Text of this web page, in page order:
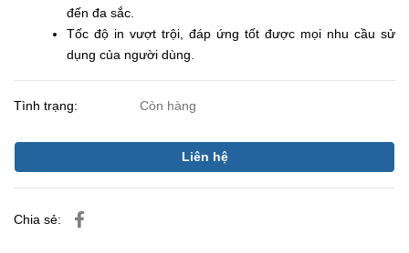
đến đa sắc.
Tốc độ in vượt trội, đáp ứng tốt được mọi nhu cầu sử
dụng của người dùng.
Tình trạng: Còn hàng
Liên hệ
Chia sẻ: